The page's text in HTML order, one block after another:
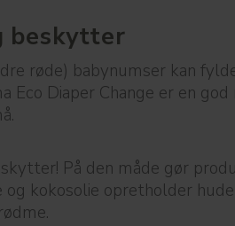
beskytter
røde) babynumser kan
Diaper Change er en
På den måde gør
kokosolie opretholder